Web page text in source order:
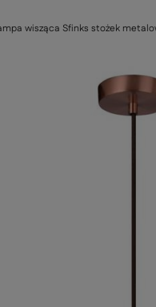
wisząca Sfinks stożek